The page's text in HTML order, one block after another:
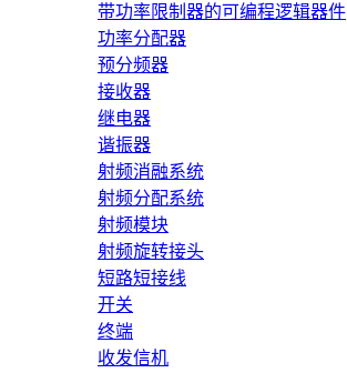
带功率限制器的可编程逻辑器件
功率分配器
预分频器
接收器
继电器
谐振器
射频消融系统
射频分配系统
射频模块
射频旋转接头
短路短接线
开关
终端
收发信机